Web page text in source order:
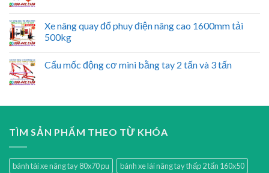
Xe nâng quay đổ phuy điện nâng cao 1600mm tải
500kg
Cẩu mốc động cơ mini bằng tay 2 tấn và 3 tấn
TÌM SẢN PHẨM THEO TỪ KHÓA
bánh tải xe nâng tay 80x70 pu
bánh xe lái nâng tay thấp 2 tấn 160x50